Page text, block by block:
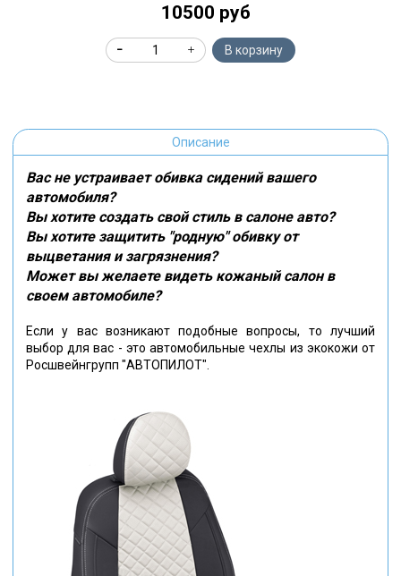
10500 руб
В корзину
Описание
Вас не устраивает обивка сидений вашего
автомобиля?
Вы хотите создать свой стиль в салоне авто?
Вы хотите защитить "родную" обивку от
выцветания и загрязнения?
Может вы желаете видеть кожаный салон в
своем автомобиле?
Если у вас возникают подобные вопросы, то лучший
выбор для вас - это автомобильные чехлы из экокожи от
Росшвейнгрупп "АВТОПИЛОТ".